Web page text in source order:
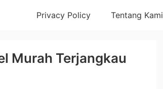
Privacy Policy Tentang Kami
Murah Terjangkau